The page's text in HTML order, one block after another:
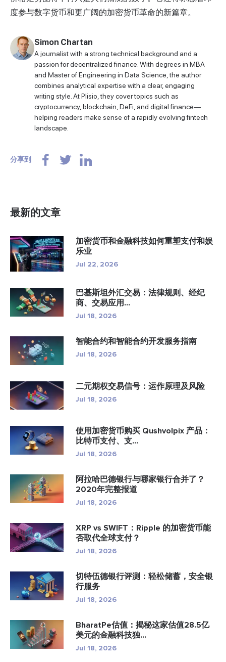
度参与数字货币和更广阔的加密货币革命的新篇章。
Simon Chartan
A journalist with a strong technical background and a
passion for decentralized finance. With degrees in MBA
and Master of Engineering in Data Science, the author
combines analytical expertise with a clear, engaging
writing style. At Plisio, they cover topics such as
cryptocurrency, blockchain, DeFi, and digital finance—
helping readers make sense of a rapidly evolving fintech
landscape.
分享到
最新的文章
加密货币和金融科技如何重塑支付和娱
乐业
Jul 22, 2026
巴基斯坦外汇交易：法律规则、经纪
商、交易应用...
Jul 18, 2026
智能合约和智能合约开发服务指南
Jul 18, 2026
二元期权交易信号：运作原理及风险
Jul 18, 2026
使用加密货币购买 Qushvolpix 产品：
比特币支付、支...
Jul 18, 2026
阿拉哈巴德银行与哪家银行合并了？
2020年完整报道
Jul 18, 2026
XRP vs SWIFT：Ripple 的加密货币能
否取代全球支付？
Jul 18, 2026
切特伍德银行评测：轻松储蓄，安全银
行服务
Jul 18, 2026
BharatPe估值：揭秘这家估值28.5亿
美元的金融科技独...
Jul 18, 2026